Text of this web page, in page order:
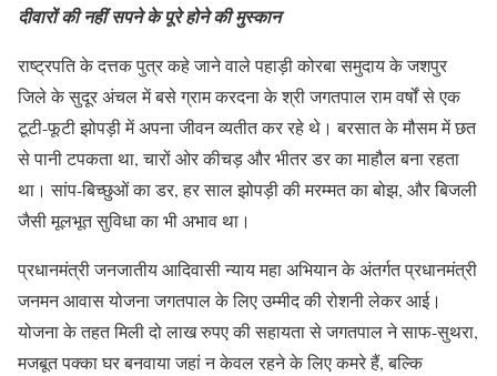
दीवारों की नहीं सपने के पूरे होने की मुस्कान
राष्ट्रपति के दत्तक पुत्र कहे जाने वाले पहाड़ी कोरबा समुदाय के जशपुर
जिले के सुदूर अंचल में बसे ग्राम करदना के श्री जगतपाल राम वर्षों से एक
टूटी-फूटी झोपड़ी में अपना जीवन व्यतीत कर रहे थे। बरसात के मौसम में छत
से पानी टपकता था, चारों ओर कीचड़ और भीतर डर का माहौल बना रहता
था। सांप-बिच्छुओं का डर, हर साल झोपड़ी की मरम्मत का बोझ, और बिजली
जैसी मूलभूत सुविधा का भी अभाव था।
प्रधानमंत्री जनजातीय आदिवासी न्याय महा अभियान के अंतर्गत प्रधानमंत्री
जनमन आवास योजना जगतपाल के लिए उम्मीद की रोशनी लेकर आई।
योजना के तहत मिली दो लाख रुपए की सहायता से जगतपाल ने साफ-सुथरा,
मजबूत पक्का घर बनवाया जहां न केवल रहने के लिए कमरे हैं, बल्कि